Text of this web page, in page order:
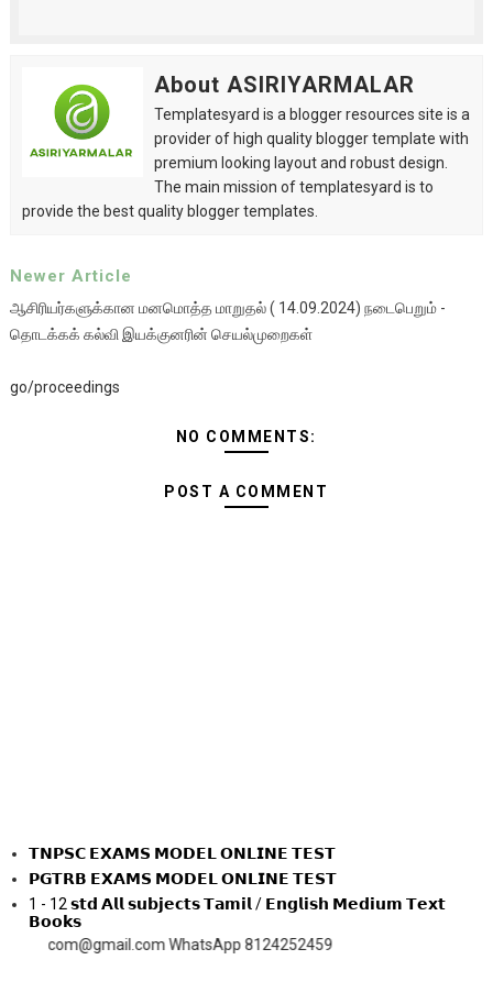
About ASIRIYARMALAR
Templatesyard is a blogger resources site is a
provider of high quality blogger template with
premium looking layout and robust design.
The main mission of templatesyard is to
provide the best quality blogger templates.
Newer Article
ஆசிரியர்களுக்கான மனமொத்த மாறுதல் ( 14.09.2024) நடைபெறும் -
தொடக்கக் கல்வி இயக்குனரின் செயல்முறைகள்
go/proceedings
NO COMMENTS:
POST A COMMENT
𝗧𝗡𝗣𝗦𝗖 𝗘𝗫𝗔𝗠𝗦 𝗠𝗢𝗗𝗘𝗟 𝗢𝗡𝗟𝗜𝗡𝗘 𝗧𝗘𝗦𝗧
𝗣𝗚𝗧𝗥𝗕 𝗘𝗫𝗔𝗠𝗦 𝗠𝗢𝗗𝗘𝗟 𝗢𝗡𝗟𝗜𝗡𝗘 𝗧𝗘𝗦𝗧
1 - 12 𝘀𝘁𝗱 𝗔𝗹𝗹 𝘀𝘂𝗯𝗷𝗲𝗰𝘁𝘀 𝗧𝗮𝗺𝗶𝗹 / 𝗘𝗻𝗴𝗹𝗶𝘀𝗵 𝗠𝗲𝗱𝗶𝘂𝗺 𝗧𝗲𝘅𝘁
𝗕𝗼𝗼𝗸𝘀
WhatsApp 8124252459